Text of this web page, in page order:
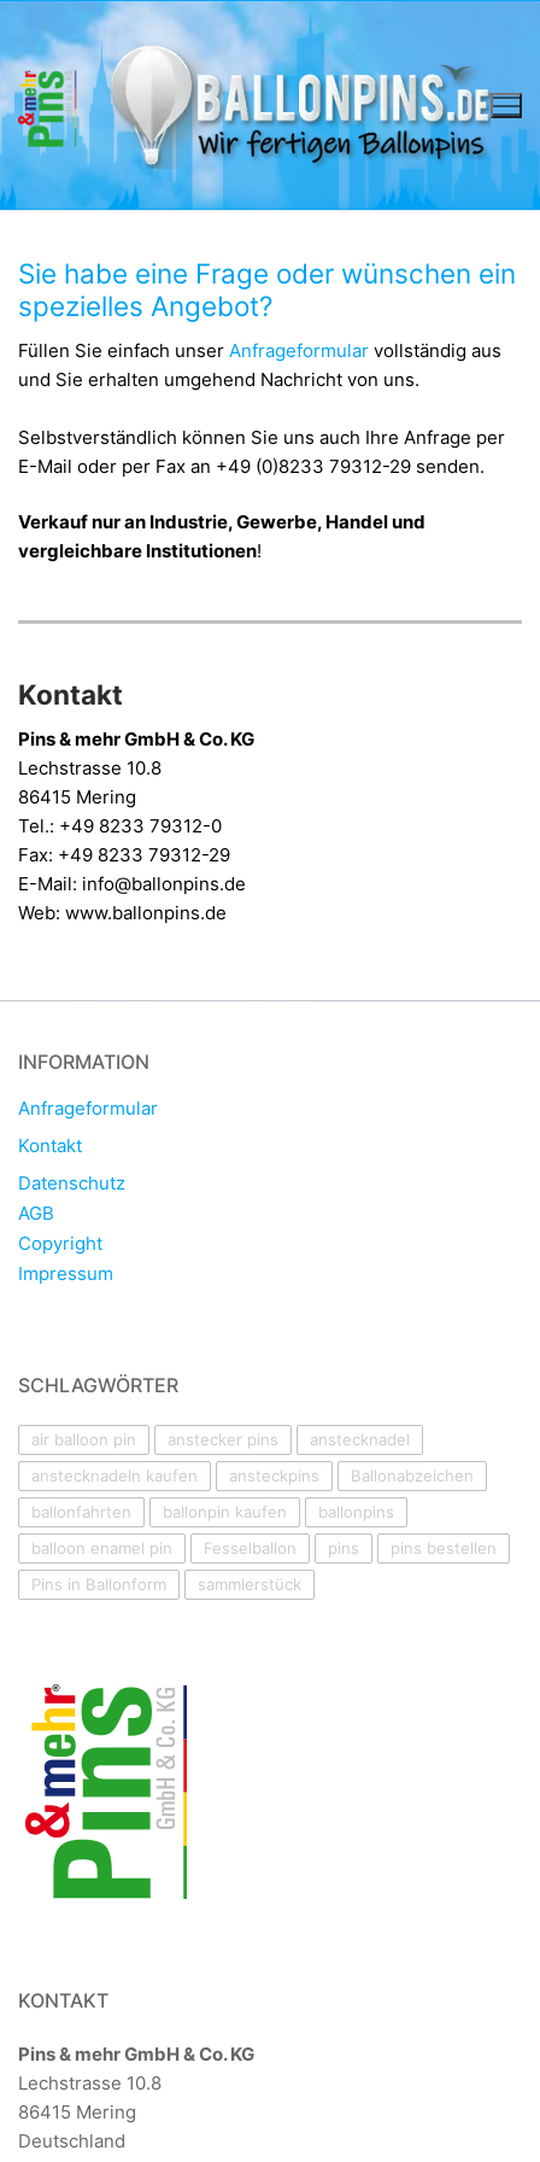
content
Sie habe eine Frage oder wünschen ein
spezielles Angebot?
​Füllen Sie einfach unser Anfrageformular vollständig aus
und Sie erhalten umgehend Nachricht von uns.
Selbstverständlich können Sie uns auch Ihre Anfrage per
E-Mail oder per Fax an +49 (0)8233 79312-29 senden.
Verkauf nur an Industrie, Gewerbe, Handel und
vergleichbare Institutionen!
Kontakt
Pins & mehr GmbH & Co. KG
Lechstrasse 10.8
86415 Mering
Tel.: +49 8233 79312-0
Fax: +49 8233 79312-29
E-Mail: info@ballonpins.de
Web: www.ballonpins.de
INFORMATION
Anfrageformular
Kontakt
Datenschutz
AGB
Copyright
Impressum
SCHLAGWÖRTER
air balloon pin anstecker pins
anstecknadel
anstecknadeln kaufen
ansteckpins
Ballonabzeichen
ballonfahrten
ballonpin kaufen
ballonpins
balloon enamel pin
Fesselballon pins
pins bestellen
Pins in Ballonform
sammlerstück
KONTAKT
Pins & mehr GmbH & Co. KG
Lechstrasse 10.8
86415 Mering
Deutschland